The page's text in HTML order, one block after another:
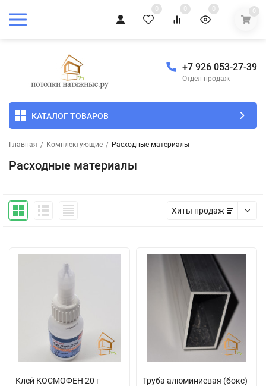
0 0 0 0
+7 926 053-27-39
Отдел продаж
КАТАЛОГ ТОВАРОВ
Главная / Комплектующие / Расходные материалы
Расходные материалы
Хиты продаж
Клей КОСМОФЕН 20 г
Труба алюминиевая (бокс)